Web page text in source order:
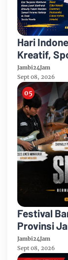
Hari
Kreatif,
Festival
Jambi24Jam
Sept 08, 2026
Festival
Provinsi
Taman
Band Raih
Jambi24Jam
Sept 08, 2026